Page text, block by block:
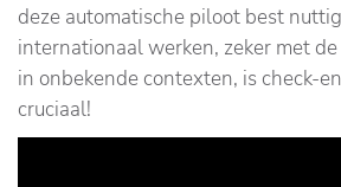
deze automatische piloot best
internationaal werken, zeker met
in onbekende contexten, is check-
cruciaal!